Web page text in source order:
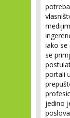
iako se
se
portali
jedino